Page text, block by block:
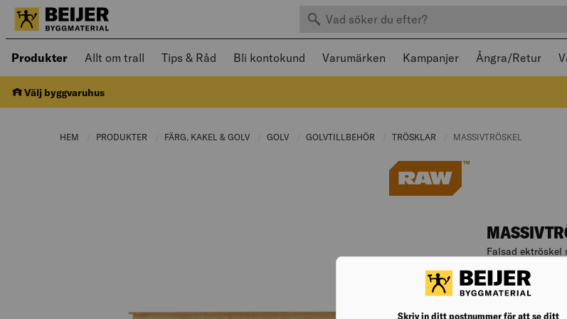
Sök efter produkter
Produkter Öppnad meny kan navigeras med piltangenter och stängas med Escape
Allt om trall Tips & Råd Bli kontokund Varumärken Kampanjer Ångra/Retur
Välj byggvaruhus
HEM PRODUKTER CURRENT PAGE:
FÄRG, KAKEL & GOLV CURRENT PAGE:
GOLV CURRENT PAGE:
GOLVTILLBEHÖR CURRENT PAGE:
TRÖSKLAR CURRENT PAGE:
CURRENT PAGE:
MASSIVTRÖSKEL
Falsad ektröskel
Varianter